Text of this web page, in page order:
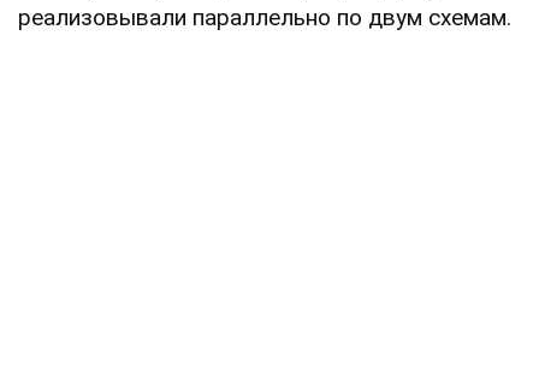
реализовывали параллельно по двум схемам.